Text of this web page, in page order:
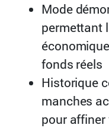
Mode
permettant
fonds réels
Historique
manches
pour